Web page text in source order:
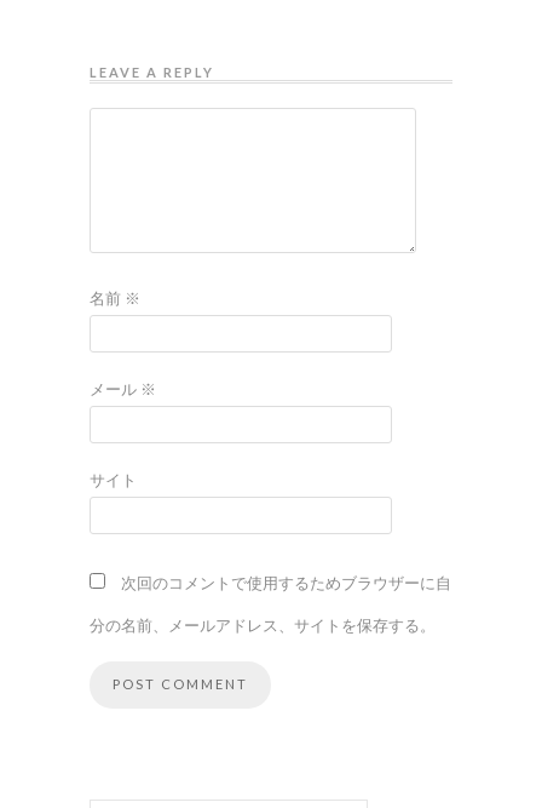
LEAVE A REPLY
名前 ※
メール ※
サイト
次回のコメントで使用するためブラウザーに自
分の名前、メールアドレス、サイトを保存する。